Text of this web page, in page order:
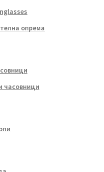
опрема
часовници